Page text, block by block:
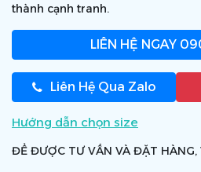
thành cạnh tranh.
LIÊN HỆ NGAY
Liên Hệ Qua Zalo
Hướng dẫn chọn size
ĐỂ ĐƯỢC TƯ VẤN VÀ ĐẶT HÀNG,